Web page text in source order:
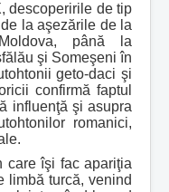
de tip
la aşezările de la
până la
şi Someşeni în
geto-daci şi
confirmă faptul
influenţă şi asupra
romanici,
îşi fac apariţia
limbă turcă, venind